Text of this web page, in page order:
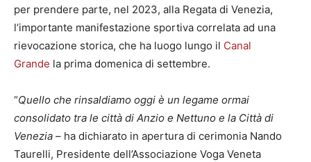
per prendere parte, nel 2023, alla Regata di Venezia,
l’importante manifestazione sportiva correlata ad una
rievocazione storica, che ha luogo lungo il Canal
Grande la prima domenica di settembre.
“Quello che rinsaldiamo oggi è un legame ormai
consolidato tra le città di Anzio e Nettuno e la Città di
Venezia – ha dichiarato in apertura di cerimonia Nando
Taurelli, Presidente dell’Associazione Voga Veneta